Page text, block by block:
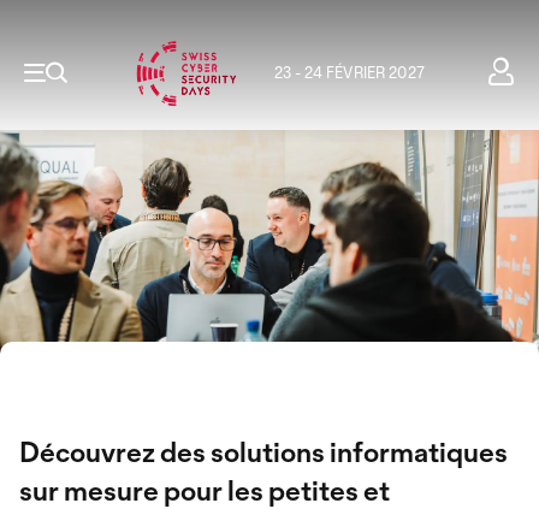
23 - 24 FÉVRIER 2027
Découvrez des solutions informatiques
sur mesure pour les petites et